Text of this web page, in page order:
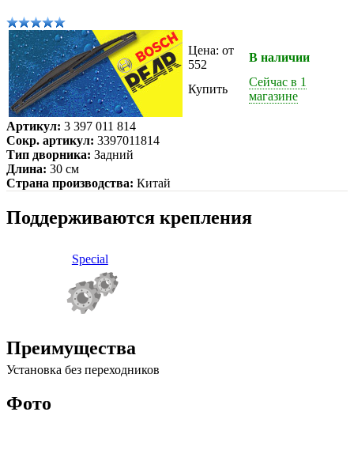
Цена: от
552
В наличии
Купить
Сейчас в 1
магазине
Артикул: 3 397 011 814
Сокр. артикул: 3397011814
Тип дворника: Задний
Длина: 30 см
Страна производства: Китай
Поддерживаются крепления
Special
Преимущества
Установка без переходников
Фото